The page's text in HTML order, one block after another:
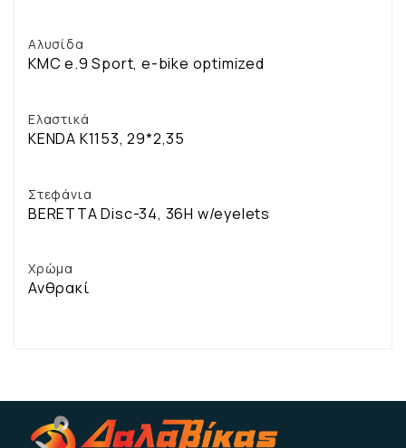
Αλυσίδα
KMC e.9 Sport, e-bike optimized
Ελαστικά
KENDA K1153, 29*2,35
Στεφάνια
BERETTA Disc-34, 36H w/eyelets
Χρώμα
Ανθρακί